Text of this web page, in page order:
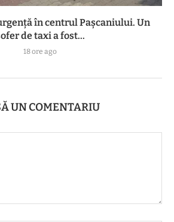
în centrul Pașcaniului. Un
de taxi a fost...
18 ore ago
UN COMENTARIU